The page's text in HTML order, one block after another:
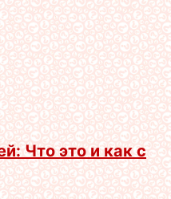
Что это и как с